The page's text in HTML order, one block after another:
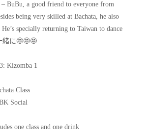
– BuBu, a good friend to everyone from
being very skilled at Bachata, he also
specially returning to Taiwan to dance
緒に🤩🤩🤩
Kizomba 1
Class
Social
one class and one drink